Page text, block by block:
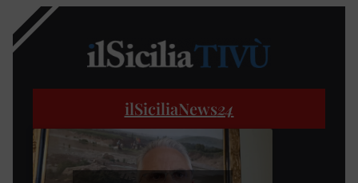
ilSiciliaNews24